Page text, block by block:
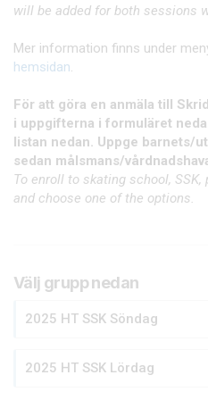
will be added for both sessions
Mer information finns under
hemsidan.
För att göra en anmäla till
i uppgifterna i formuläret
listan nedan. Uppge barnets/
sedan målsmans/
To enroll to skating school,
and choose one of the options.
Välj grupp nedan
2025 HT SSK Söndag
2025 HT SSK Lördag